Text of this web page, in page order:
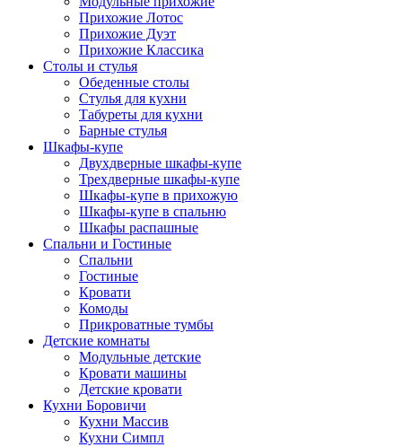
Прихожие Лотос
Прихожие Дуэт
Прихожие Классика
Столы и стулья
Обеденные столы
Стулья для кухни
Табуреты для кухни
Барные стулья
Шкафы-купе
Двухдверные шкафы-купе
Трехдверные шкафы-купе
Шкафы-купе в прихожую
Шкафы-купе в спальню
Шкафы распашные
Спальни и Гостиные
Спальни
Гостиные
Кровати
Комоды
Прикроватные тумбы
Детские комнаты
Модульные детские
Кровати машины
Детские кровати
Кухни Боровичи
Кухни Массив
Кухни Симпл